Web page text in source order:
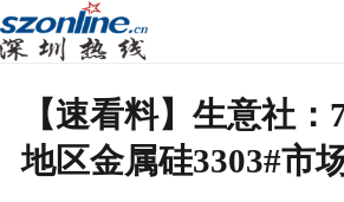
【速看料】生意社：
地区金属硅3303#市